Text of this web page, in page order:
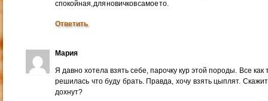
спокойная, для новичков самое то.
Ответить
Мария
Я давно хотела взять себе, парочку кур этой породы. Все
решилась что буду брать. Правда, хочу взять цыплят.
дохнут?